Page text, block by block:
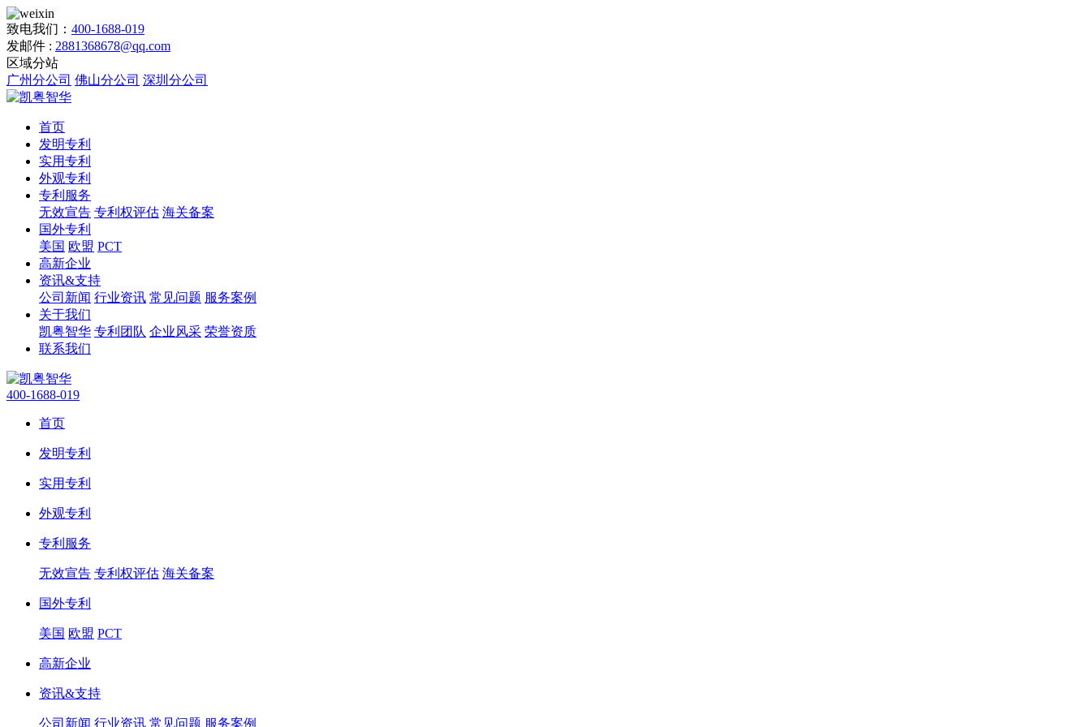
致电我们： 400-1688-019
发邮件 : 2881368678@qq.com
区域分站
广州分公司 佛山分公司 深圳分公司
首页
发明专利
实用专利
外观专利
专利服务
无效宣告 专利权评估 海关备案
国外专利
美国 欧盟 PCT
高新企业
资讯&支持
公司新闻 行业资讯 常见问题 服务案例
关于我们
凯粤智华 专利团队 企业风采 荣誉资质
联系我们
400-1688-019
首页
发明专利
实用专利
外观专利
专利服务
无效宣告 专利权评估 海关备案
国外专利
美国 欧盟 PCT
高新企业
资讯&支持
公司新闻 行业资讯 常见问题 服务案例